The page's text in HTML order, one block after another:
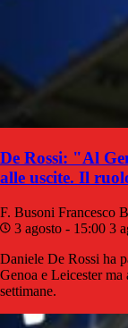
De Rossi: "Al
alle uscite. Il
F. Busoni Francesco
3 agosto - 15:00 3
Daniele De Rossi ha
Genoa e Leicester
settimane.